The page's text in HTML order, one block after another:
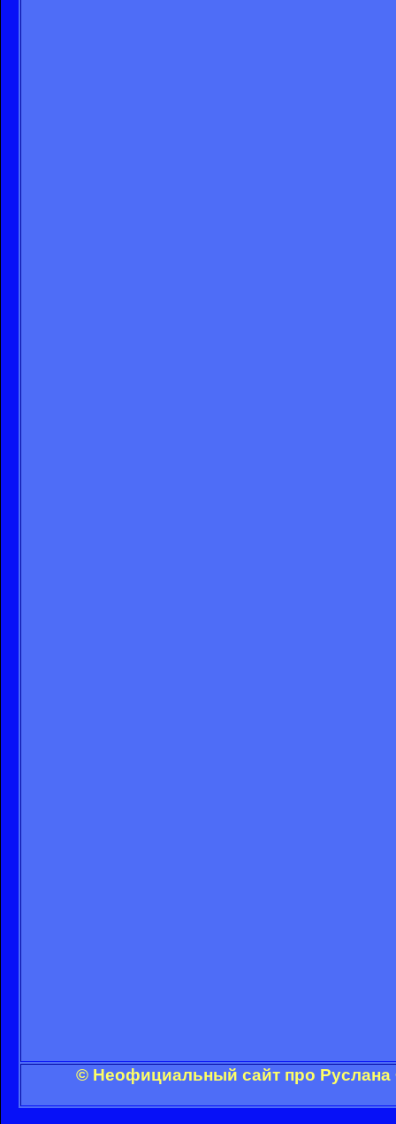
© Неофициальный сайт про